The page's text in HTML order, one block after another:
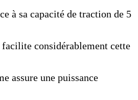
à sa capacité de traction de 5
facilite considérablement cette
assure une puissance